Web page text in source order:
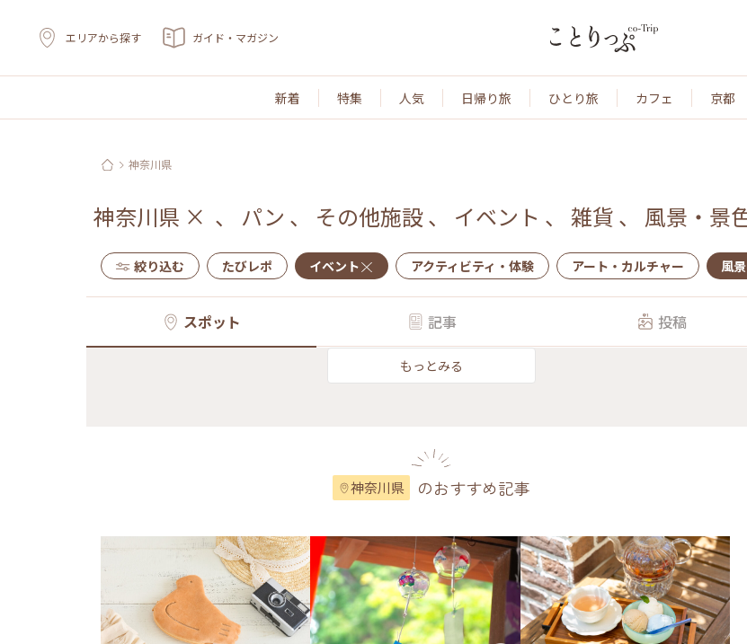
エリアから探す ガイド・マガジン
新着 特集 人気 日帰り旅 ひとり旅 カフェ 京都
神奈川県
神奈川県 × 、 パン 、 その他施設、 イベント 、 雑貨 、 風景・景
絞り込む たびレポ イベント アクティビティ・体験 アート・カルチャー 風
スポット 記事 投稿
もっとみる
神奈川県 のおすすめ記事